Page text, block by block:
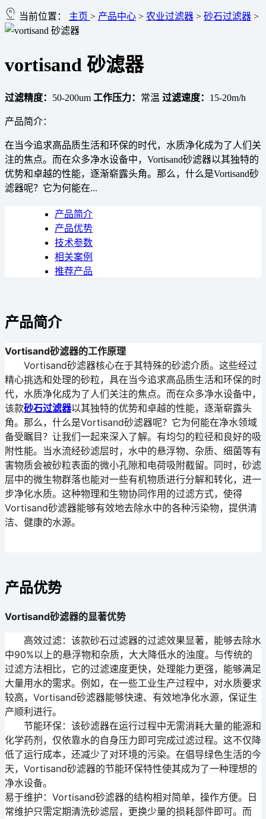
当前位置： 主页 > 产品中心 > 农业过滤器 > 砂石过滤器 >
vortisand 砂滤器
过滤精度： 50-200um 工作压力： 常温 过滤速度： 15-20m/h
产品简介：
在当今追求高品质生活和环保的时代，水质净化成为了人们关
注的焦点。而在众多净水设备中，Vortisand砂滤器以其独特的
优势和卓越的性能，逐渐崭露头角。那么，什么是Vortisand砂
滤器呢？它为何能在...
产品简介
产品优势
技术参数
相关案例
推荐产品
产品简介
Vortisand砂滤器的工作原理
Vortisand砂滤器核心在于其特殊的砂滤介质。这些经过
精心挑选和处理的砂粒，具在当今追求高品质生活和环保的时
代，水质净化成为了人们关注的焦点。而在众多净水设备中，
该款砂石过滤器以其独特的优势和卓越的性能，逐渐崭露头
角。那么，什么是Vortisand砂滤器呢？它为何能在净水领域
备受瞩目？让我们一起来深入了解。有均匀的粒径和良好的吸
附性能。当水流经砂滤层时，水中的悬浮物、杂质、细菌等有
害物质会被砂粒表面的微小孔隙和电荷吸附截留。同时，砂滤
层中的微生物群落也能对一些有机物质进行分解和转化，进一
步净化水质。这种物理和生物协同作用的过滤方式，使得
Vortisand砂滤器能够有效地去除水中的各种污染物，提供清
洁、健康的水源。
产品优势
Vortisand砂滤器的显著优势
高效过滤：该款砂石过滤器的过滤效果显著，能够去除水
中90%以上的悬浮物和杂质，大大降低水的浊度。与传统的
过滤方法相比，它的过滤速度更快，处理能力更强，能够满足
大量用水的需求。例如，在一些工业生产过程中，对水质要求
较高，Vortisand砂滤器能够快速、有效地净化水源，保证生
产顺利进行。
节能环保：该砂滤器在运行过程中无需消耗大量的能源和
化学药剂，仅依靠水的自身压力即可完成过滤过程。这不仅降
低了运行成本，还减少了对环境的污染。在倡导绿色生活的今
天，Vortisand砂滤器的节能环保特性使其成为了一种理想的
净水设备。
易于维护 ：Vortisand砂滤器的结构相对简单，操作方便。日
常维护只需定期清洗砂滤层，更换少量的损耗部件即可。而